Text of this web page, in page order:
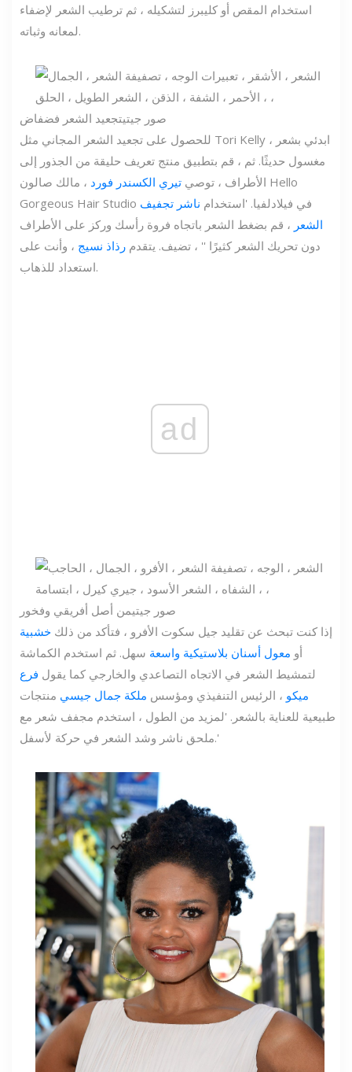
استخدام المقص أو كليبرز لتشكيله ، ثم ترطيب الشعر لإضفاء
لمعانه وثباته.
صور جيتيتجعيد الشعر فضفاض
للحصول على تجعيد الشعر المجاني مثل Tori Kelly ، ابدئي بشعر
مغسول حديثًا. ثم ، قم بتطبيق منتج تعريف حليقة من الجذور إلى
الأطراف ، توصي تيري الكسندر فورد ، مالك صالون Hello
Gorgeous Hair Studio في فيلادلفيا. 'استخدام ناشر تجفيف
الشعر ، قم بضغط الشعر باتجاه فروة رأسك وركز على الأطراف
دون تحريك الشعر كثيرًا '' ، تضيف. يتقدم رذاذ نسيج ، وأنت على
استعداد للذهاب.
ad
صور جيتيمن أصل أفريقي وفخور
إذا كنت تبحث عن تقليد جيل سكوت الأفرو ، فتأكد من ذلك خشبية
أو معول أسنان بلاستيكية واسعة سهل. ثم استخدم الكماشة
لتمشيط الشعر في الاتجاه التصاعدي والخارجي كما يقول فرع
ميكو ، الرئيس التنفيذي ومؤسس ملكة جمال جيسي منتجات
طبيعية للعناية بالشعر. 'لمزيد من الطول ، استخدم مجفف شعر مع
ملحق ناشر وشد الشعر في حركة لأسفل.'